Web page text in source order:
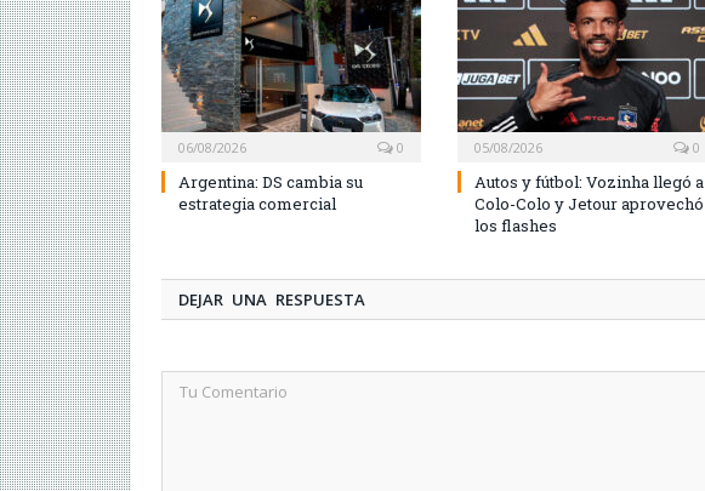
06/08/2026 0
Argentina: DS cambia su
estrategia comercial
05/08/2026 0
Autos y fútbol: Vozinha llegó a
Colo-Colo y Jetour aprovechó
los flashes
DEJAR UNA RESPUESTA